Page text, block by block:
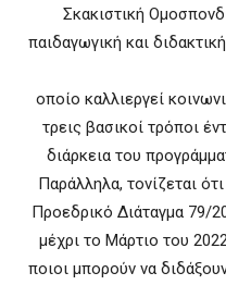
Σκακιστική
παιδαγωγική και
οποίο καλλιεργεί
τρεις βασικοί τρόποι
διάρκεια του
Παράλληλα, τονίζεται
Προεδρικό Διάταγμα 79/
μέχρι το Μάρτιο του
ποιοι μπορούν να